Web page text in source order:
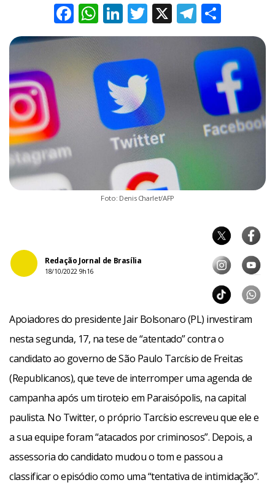
Facebook
WhatsApp
LinkedIn
Twitter
X
Foto: Denis Charlet/AFP
Redação Jornal de Brasília
18/10/2022 9h16
Apoiadores do presidente Jair Bolsonaro (PL) investiram
nesta segunda, 17, na tese de “atentado” contra o
candidato ao governo de São Paulo Tarcísio de Freitas
(Republicanos), que teve de interromper uma agenda de
campanha após um tiroteio em Paraisópolis, na capital
paulista. No Twitter, o próprio Tarcísio escreveu que ele e
a sua equipe foram “atacados por criminosos”. Depois, a
assessoria do candidato mudou o tom e passou a
classificar o episódio como uma “tentativa de intimidação”.